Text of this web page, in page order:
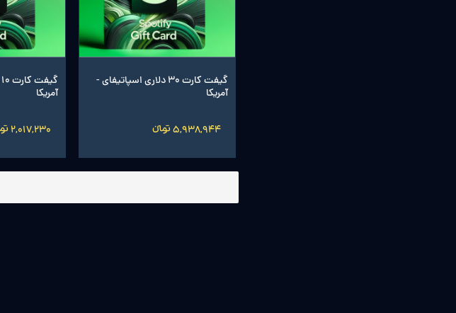
گیفت کارت 30 دلاری اسپاتیفای -
آمریکا
5,938,944 تومانءءء
آمریکا
2,017,230 تومانءءء